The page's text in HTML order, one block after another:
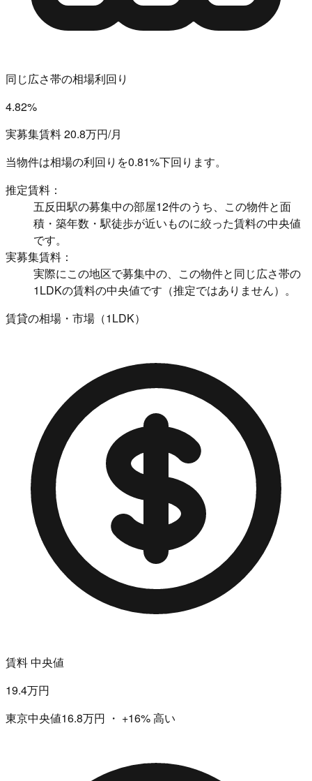
同じ広さ帯の相場利回り
4.82%
実募集賃料 20.8万円/月
当物件は相場の利回りを0.81%下回ります。
推定賃料：
五反田駅の募集中の部屋12件のうち、この物件と面
積・築年数・駅徒歩が近いものに絞った賃料の中央値
です。
実募集賃料：
実際にこの地区で募集中の、この物件と同じ広さ帯の
1LDKの賃料の中央値です（推定ではありません）。
賃貸の相場・市場（1LDK）
賃料 中央値
19.4万円
東京中央値16.8万円 ・ +16%高い